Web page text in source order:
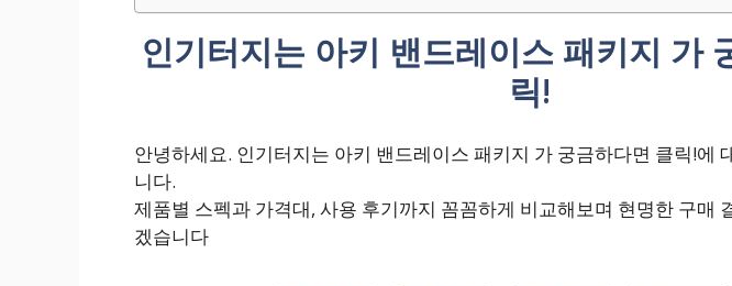
인기터지는 아키 밴드레이스 패키지 가
릭!
안녕하세요. 인기터지는 아키 밴드레이스 패키지 가 궁금하다면 클릭!에
니다.
제품별 스펙과 가격대, 사용 후기까지 꼼꼼하게 비교해보며 현명한 구매
겠습니다